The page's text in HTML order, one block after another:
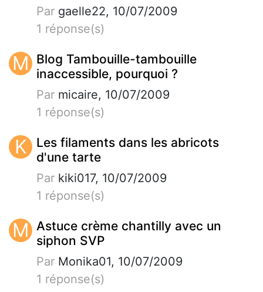
Par gaelle22, 10/07/2009
1 réponse(s)
M Blog Tambouille-tambouille
inaccessible, pourquoi ?
Par micaire, 10/07/2009
1 réponse(s)
K
Les filaments dans les abricots
d'une tarte
Par kiki017, 10/07/2009
1 réponse(s)
M Astuce crème chantilly avec un
siphon SVP
Par Monika01, 10/07/2009
1 réponse(s)